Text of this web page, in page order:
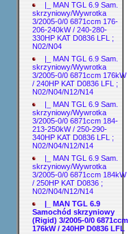
|_ MAN TGL 6.9 Sam.
skrzyniowy/Wywrotka
3/2005-0/0 6871ccm 176-
206-240kW / 240-280-
330HP KAT D0836 LFL ;
N02/N04
|_ MAN TGL 6.9 Sam.
skrzyniowy/Wywrotka
3/2005-0/0 6871ccm 176kW
/ 240HP KAT D0836 LFL ;
N02/N04/N12/N14
|_ MAN TGL 6.9 Sam.
skrzyniowy/Wywrotka
3/2005-0/0 6871ccm 184-
213-250kW / 250-290-
340HP KAT D0836 LFL ;
N02/N04/N12/N14
|_ MAN TGL 6.9 Sam.
skrzyniowy/Wywrotka
3/2005-0/0 6871ccm 184kW
/ 250HP KAT D0836 ;
N02/N04/N12/N14
|_ MAN TGL 6.9
Samochód skrzyniowy
(Rigid) 3/2005-0/0 6871ccm
176kW / 240HP D0836 LFL